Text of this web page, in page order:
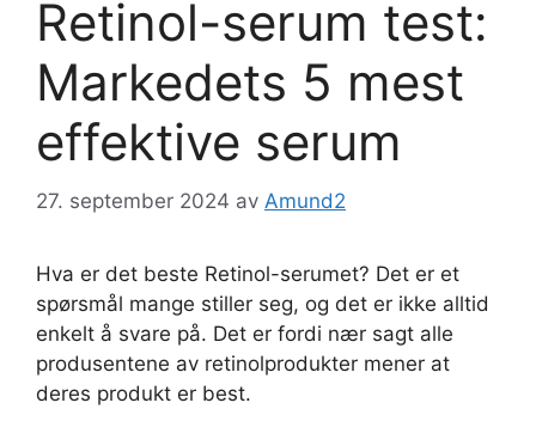
Retinol-serum test:
Markedets 5 mest
effektive serum
27. september 2024 av Amund2
Hva er det beste Retinol-serumet? Det er et
spørsmål mange stiller seg, og det er ikke alltid
enkelt å svare på. Det er fordi nær sagt alle
produsentene av retinolprodukter mener at
deres produkt er best.